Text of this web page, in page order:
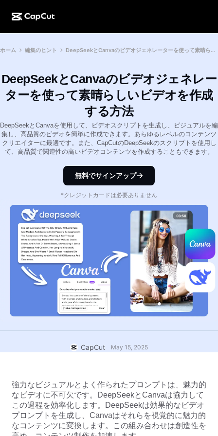
CapCutデスクトップ
CapCutオンライン
CapCut Pad
Dreamina AI
Pippit AI
AI作成
動画スタジオ
AI動画ジェネレーター
AI画像ジェネレーター
AI画像補正ツール
Dreamina Seedance 2.5
Nano Banana Pro
Gemini Omni
テキストとオーディオ
自動キャプション
キャプションテンプレート
ノイズ軽減
画像
機能
動画エディター＆ジェネレーター
画像エディター＆ジェネレーター
音声ジェネレーター＆エディター
その他
ソーシャルメディア
マーケティング
ライフスタイル＆ブイログ
カスタムデザイン
ハウツーガイド
ピックアップ
テンプレートのトレンドとヒント
その他
ソーシャルメディアのテンプレート
ホリデーのテンプレート
その他
カレンダーのテンプレート
アニバーサリーのテンプレート
エフェクトのテンプレート
ビジネスのテンプレート
産業のテンプレート
振り返りのテンプレート
その他の情報
取り組み
アフィリエイト
パイオニアプログラム
CapCutクリエイティブキャンパス
ヘルプ
トラストセンター
ヘルプセンター
ニュースルーム
CapCutの利用規約について
Dreamina Seedance 2.0 Launch
CapCutを起動
ホーム 編集のヒント DeepSeekとCanvaのビデオジェネレーターを使って素晴らしいビデオを作成する方法
DeepSeekとCanvaのビデオジェネレー
ターを使って素晴らしいビデオを作成
する方法
DeepSeekとCanvaを使用して、ビデオスクリプトを生成し、ビジュアルを編
集し、高品質のビデオを簡単に作成できます。あらゆるレベルのコンテンツ
クリエイターに最適です。また、CapCutのDeepSeekのスクリプトを使用し
て、高品質で関連性の高いビデオコンテンツを作成することもできます。
無料でサインアップ
*クレジットカードは必要ありません
CapCut May 15, 2025
強力なビジュアルとよく作られたプロンプトは、魅力的
なビデオに不可欠です。DeepSeekとCanvaは協力して
この過程を効率化します。DeepSeekは効果的なビデオ
プロンプトを生成し、Canvaはそれらを視覚的に魅力的
なコンテンツに変換します。この組み合わせは創造性を